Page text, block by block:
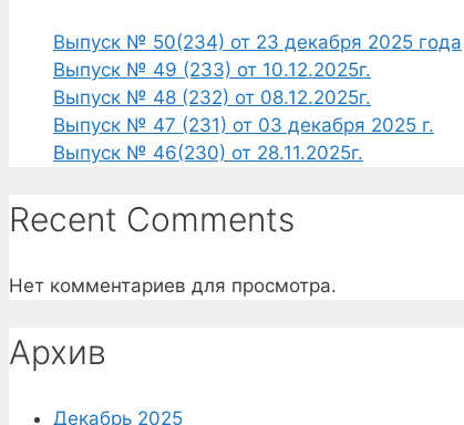
Выпуск № 50(234) от 23 декабря 2025 года
Выпуск № 49 (233) от 10.12.2025г.
Выпуск № 48 (232) от 08.12.2025г.
Выпуск № 47 (231) от 03 декабря 2025 г.
Выпуск № 46(230) от 28.11.2025г.
Recent Comments
Нет комментариев для просмотра.
Архив
Декабрь 2025